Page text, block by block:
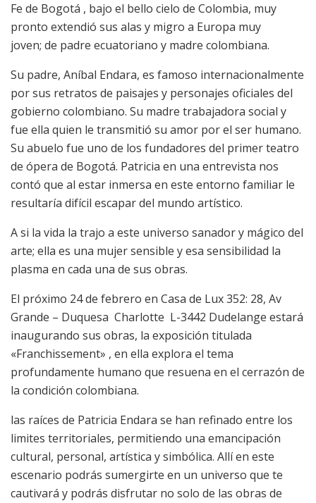
Fe de Bogotá , bajo el bello cielo de Colombia, muy
pronto extendió sus alas y migro a Europa muy
joven; de padre ecuatoriano y madre colombiana.
Su padre, Aníbal Endara, es famoso internacionalmente
por sus retratos de paisajes y personajes oficiales del
gobierno colombiano. Su madre trabajadora social y
fue ella quien le transmitió su amor por el ser humano.
Su abuelo fue uno de los fundadores del primer teatro
de ópera de Bogotá. Patricia en una entrevista nos
contó que al estar inmersa en este entorno familiar le
resultaría difícil escapar del mundo artístico.
A si la vida la trajo a este universo sanador y mágico del
arte; ella es una mujer sensible y esa sensibilidad la
plasma en cada una de sus obras.
El próximo 24 de febrero en Casa de Lux 352: 28, Av
Grande – Duquesa Charlotte L-3442 Dudelange estará
inaugurando sus obras, la exposición titulada
«Franchissement» , en ella explora el tema
profundamente humano que resuena en el cerrazón de
la condición colombiana.
las raíces de Patricia Endara se han refinado entre los
limites territoriales, permitiendo una emancipación
cultural, personal, artística y simbólica. Allí en este
escenario podrás sumergirte en un universo que te
cautivará y podrás disfrutar no solo de las obras de